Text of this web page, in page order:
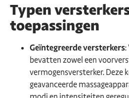
Typen
toepassingen
Geïntegreerde versterkers:
bevatten zowel een
vermogensversterker. Deze
geavanceerde